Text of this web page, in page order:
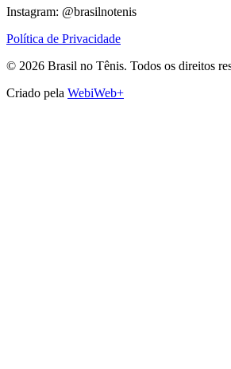
Instagram: @brasilnotenis
Política de Privacidade
© 2026 Brasil no Tênis. Todos os direitos
Criado pela WebiWeb+